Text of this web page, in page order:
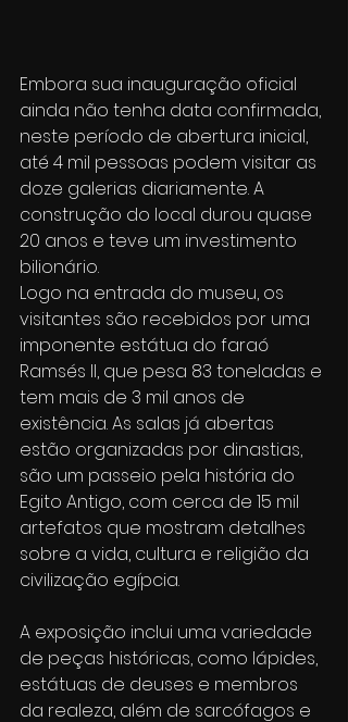
Embora sua inauguração oficial
ainda não tenha data confirmada,
neste período de abertura inicial,
até 4 mil pessoas podem visitar as
doze galerias diariamente. A
construção do local durou quase
20 anos e teve um investimento
bilionário.
Logo na entrada do museu, os
visitantes são recebidos por uma
imponente estátua do faraó
Ramsés II, que pesa 83 toneladas e
tem mais de 3 mil anos de
existência. As salas já abertas
estão organizadas por dinastias,
são um passeio pela história do
Egito Antigo, com cerca de 15 mil
artefatos que mostram detalhes
sobre a vida, cultura e religião da
civilização egípcia.
A exposição inclui uma variedade
de peças históricas, como lápides,
estátuas de deuses e membros
da realeza, além de sarcófagos e